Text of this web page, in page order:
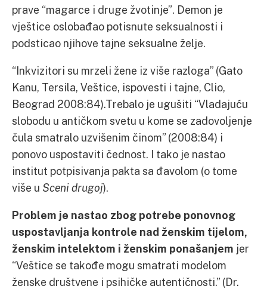
prave “magarce i druge žvotinje”. Demon je
vještice oslobađao potisnute seksualnosti i
podsticao njihove tajne seksualne želje.
“Inkvizitori su mrzeli žene iz više razloga” (Gato
Kanu, Tersila, Veštice, ispovesti i tajne, Clio,
Beograd 2008:84).Trebalo je ugušiti “Vladajuću
slobodu u antičkom svetu u kome se zadovoljenje
čula smatralo uzvišenim činom” (2008:84) i
ponovo uspostaviti čednost. I tako je nastao
institut potpisivanja pakta sa đavolom (o tome
više u Sceni drugoj).
Problem je nastao zbog potrebe ponovnog
uspostavljanja kontrole nad ženskim tijelom,
ženskim intelektom i ženskim ponašanjem jer
“Veštice se takođe mogu smatrati modelom
ženske društvene i psihičke autentičnosti.” (Dr.